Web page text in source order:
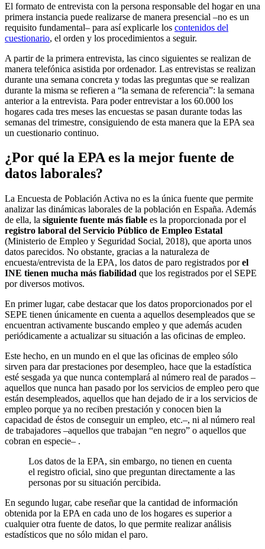
El formato de entrevista con la persona responsable del hogar en una
primera instancia puede realizarse de manera presencial –no es un
requisito fundamental– para así explicarle los contenidos del
cuestionario, el orden y los procedimientos a seguir.
A partir de la primera entrevista, las cinco siguientes se realizan de
manera telefónica asistida por ordenador. Las entrevistas se realizan
durante una semana concreta y todas las preguntas que se realizan
durante la misma se refieren a “la semana de referencia”: la semana
anterior a la entrevista. Para poder entrevistar a los 60.000 los
hogares cada tres meses las encuestas se pasan durante todas las
semanas del trimestre, consiguiendo de esta manera que la EPA sea
un cuestionario continuo.
¿Por qué la EPA es la mejor fuente de
datos laborales?
La Encuesta de Población Activa no es la única fuente que permite
analizar las dinámicas laborales de la población en España. Además
de ella, la siguiente fuente más fiable es la proporcionada por el
registro laboral del Servicio Público de Empleo Estatal
(Ministerio de Empleo y Seguridad Social, 2018), que aporta unos
datos parecidos. No obstante, gracias a la naturaleza de
encuesta/entrevista de la EPA, los datos de paro registrados porel
INE tienen mucha más fiabilidad que los registrados por el SEPE
por diversos motivos.
En primer lugar, cabe destacar que los datos proporcionados por el
SEPE tienen únicamente en cuenta a aquellos desempleados que se
encuentran activamente buscando empleo y que además acuden
periódicamente a actualizar su situación a las oficinas de empleo.
Este hecho, en un mundo en el que las oficinas de empleo sólo
sirven para dar prestaciones por desempleo, hace que la estadística
esté sesgada ya que nunca contemplará al número real de parados –
aquellos que nunca han pasado por los servicios de empleo pero que
están desempleados, aquellos que han dejado de ir a los servicios de
empleo porque ya no reciben prestación y conocen bien la
capacidad de éstos de conseguir un empleo, etc.–, ni al número real
de trabajadores –aquellos que trabajan “en negro” o aquellos que
cobran en especie– .
Los datos de la EPA, sin embargo, no tienen en cuenta
el registro oficial, sino que preguntan directamente a las
personas por su situación percibida.
En segundo lugar, cabe reseñar que la cantidad de información
obtenida por la EPA en cada uno de los hogares es superior a
cualquier otra fuente de datos, lo que permite realizar análisis
estadísticos que no sólo midan el paro.